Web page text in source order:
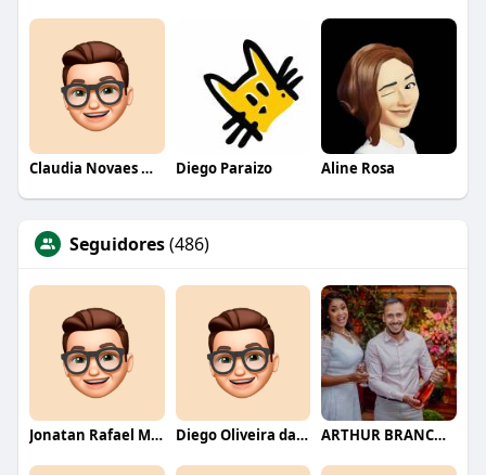
Claudia Novaes Novaes Diego Paraizo Aline Rosa
Seguidores(486)
Jonatan Rafael Mello Diego Oliveira da Motta ARTHUR BRANCO FERNANDES